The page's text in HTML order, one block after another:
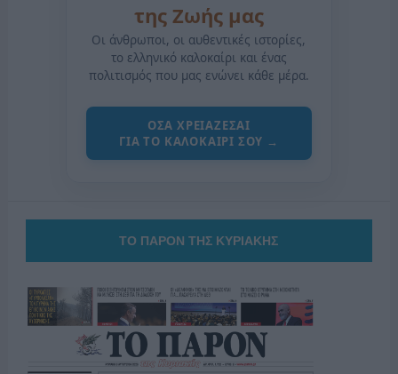
της Ζωής μας
Οι άνθρωποι, οι αυθεντικές ιστορίες,
το ελληνικό καλοκαίρι και ένας
πολιτισμός που μας ενώνει κάθε μέρα.
ΟΣΑ ΧΡΕΙΑΖΕΣΑΙ
ΓΙΑ ΤΟ ΚΑΛΟΚΑΙΡΙ ΣΟΥ →
ΤΟ ΠΑΡΟΝ ΤΗΣ ΚΥΡΙΑΚΗΣ